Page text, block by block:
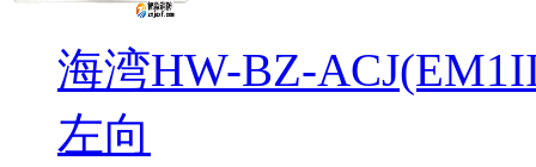
海湾HW-BZ-
左向